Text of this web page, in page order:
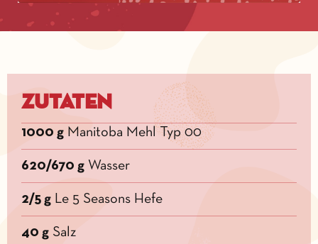
Zutaten
1000 g Manitoba Mehl Typ 00
620/670 g Wasser
2/5 g Le 5 Seasons Hefe
40 g Salz